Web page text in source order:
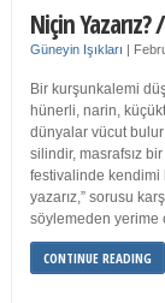
Niçin
Güneyin Işıkları |
Bir kurşunkalemi
hünerli, narin,
dünyalar vücut
silindir, masrafsız
festivalinde kendimi
yazarız,” sorusu
söylemeden yerime
CONTINUE READING